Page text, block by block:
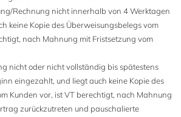
Rechnung nicht innerhalb von 4 Werktagen
keine Kopie des Überweisungsbelegs vom
nach Mahnung mit Fristsetzung vom
nicht oder nicht vollständig bis spätestens
eingezahlt, und liegt auch keine Kopie des
Kunden vor, ist VT berechtigt, nach Mahnung
zurückzutreten und pauschalierte